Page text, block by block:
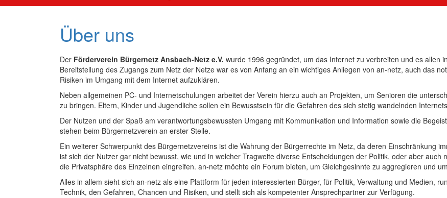
Über uns
Der Förderverein Bürgernetz Ansbach-Netz e.V. wurde 1996 gegründet, um das Internet zu verbreiten und es allen
Bereitstellung des Zugangs zum Netz der Netze war es von Anfang an ein wichtiges Anliegen von an-netz, auch das
Risiken im Umgang mit dem Internet aufzuklären.
Neben allgemeinen PC- und Internetschulungen arbeitet der Verein hierzu auch an Projekten, um Senioren die
zu bringen. Eltern, Kinder und Jugendliche sollen ein Bewusstsein für die Gefahren des sich stetig wandelnden
Der Nutzen und der Spaß am verantwortungsbewussten Umgang mit Kommunikation und Information sowie die
stehen beim Bürgernetzverein an erster Stelle.
Ein weiterer Schwerpunkt des Bürgernetzvereins ist die Wahrung der Bürgerrechte im Netz, da deren Einschränkung
ist sich der Nutzer gar nicht bewusst, wie und in welcher Tragweite diverse Entscheidungen der Politik, oder aber
die Privatsphäre des Einzelnen eingreifen. an-netz möchte ein Forum bieten, um Gleichgesinnte zu aggregieren und
Alles in allem sieht sich an-netz als eine Plattform für jeden interessierten Bürger, für Politik, Verwaltung und Medien,
Technik, den Gefahren, Chancen und Risiken, und stellt sich als kompetenter Ansprechpartner zur Verfügung.